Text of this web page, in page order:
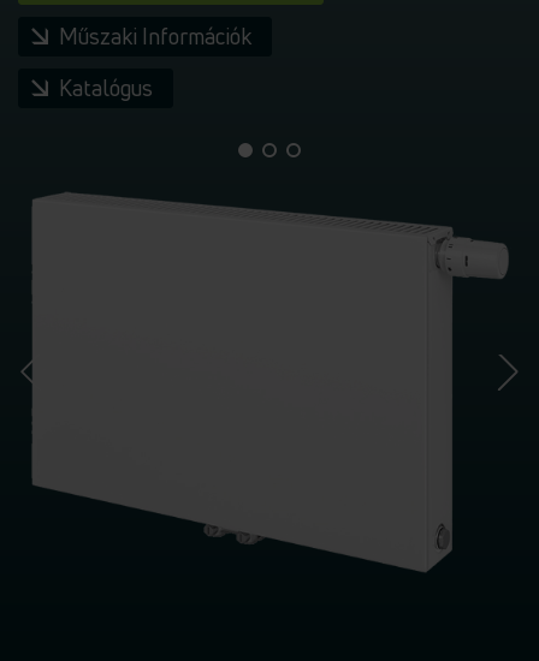
Műszaki Információk
Katalógus